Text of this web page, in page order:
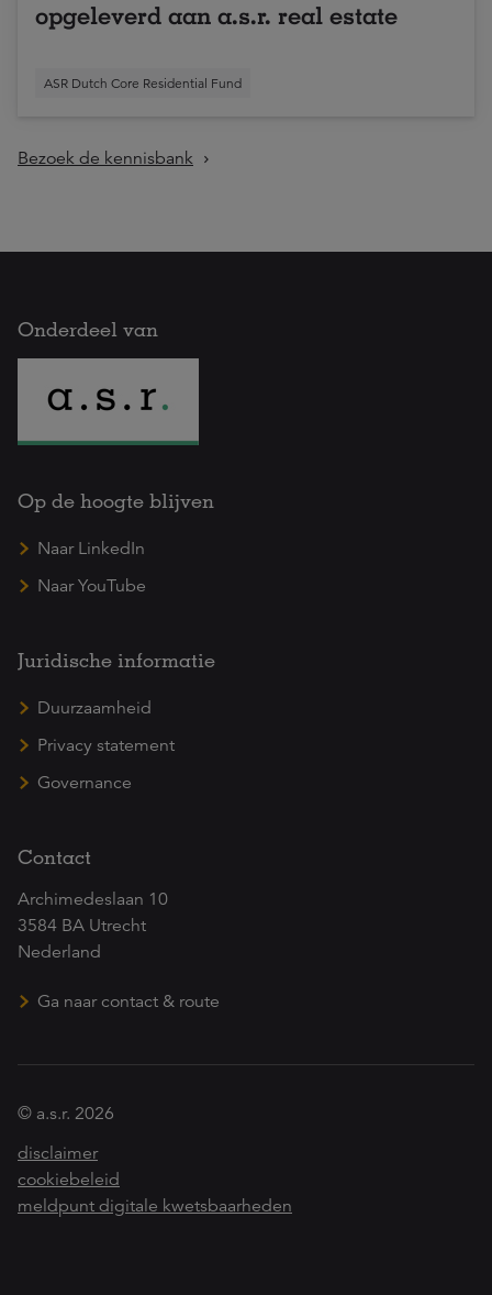
opgeleverd aan a.s.r. real estate
ASR Dutch Core Residential Fund
Bezoek de kennisbank
Onderdeel van
Op de hoogte blijven
Naar LinkedIn
Naar YouTube
Juridische informatie
Duurzaamheid
Privacy statement
Governance
Contact
Archimedeslaan 10
3584 BA Utrecht
Nederland
Ga naar contact & route
© a.s.r. 2026
disclaimer
cookiebeleid
meldpunt digitale kwetsbaarheden